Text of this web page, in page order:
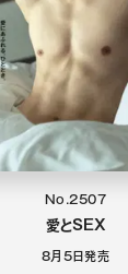
No.2507
愛とSEX
8月5日発売